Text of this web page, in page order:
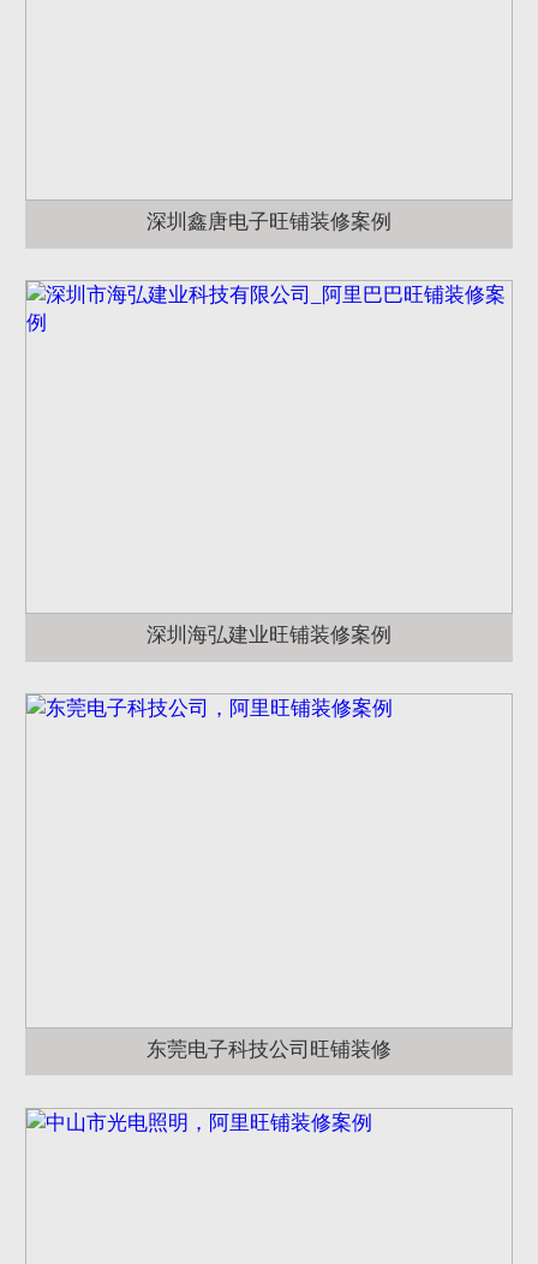
深圳鑫唐电子旺铺装修案例
深圳海弘建业旺铺装修案例
东莞电子科技公司旺铺装修